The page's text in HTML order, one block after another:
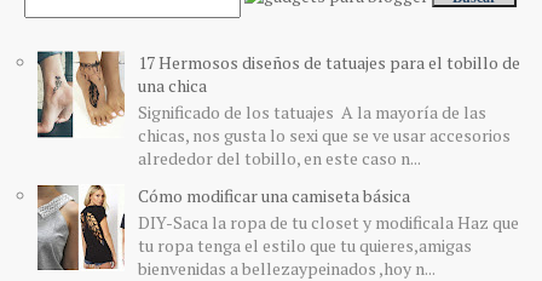
17 Hermosos diseños de tatuajes para el tobillo de
una chica
Significado de los tatuajes A la mayoría de las
chicas, nos gusta lo sexi que se ve usar accesorios
alrededor del tobillo, en este caso n...
Cómo modificar una camiseta básica
DIY-Saca la ropa de tu closet y modificala Haz que
tu ropa tenga el estilo que tu quieres,amigas
bienvenidas a bellezaypeinados ,hoy n...